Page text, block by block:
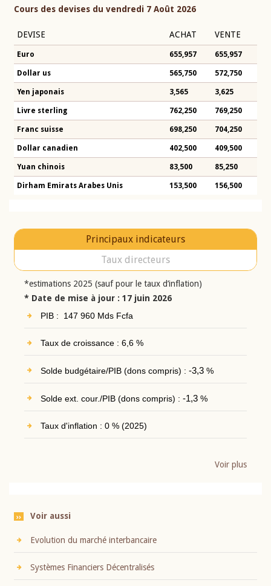
Cours des devises du vendredi 7 Août 2026
DEVISE ACHAT VENTE
Euro 655,957 655,957
Dollar us 565,750 572,750
Yen japonais 3,565 3,625
Livre sterling 762,250 769,250
Franc suisse 698,250 704,250
Dollar canadien 402,500 409,500
Yuan chinois 83,500 85,250
Dirham Emirats Arabes Unis 153,500 156,500
Principaux indicateurs
Taux directeurs
*estimations 2025 (sauf pour le taux d’inflation)
* Date de mise à jour : 17 juin 2026
PIB : 147 960 Mds Fcfa
Taux de croissance : 6,6 %
Solde budgétaire/PIB (dons compris) : -3,3%
Solde ext. cour./PIB (dons compris) : -1,3%
Taux d'inflation : 0 % (2025)
Voir plus
Voir aussi
Evolution du marché interbancaire
Systèmes Financiers Décentralisés